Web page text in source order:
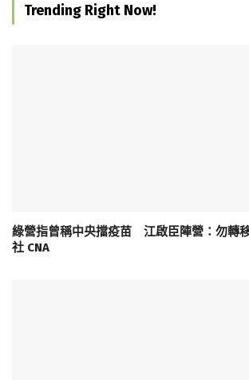
Trending Right Now!
綠營指曾稱中央擋疫苗 江啟臣陣營：勿轉
社 CNA